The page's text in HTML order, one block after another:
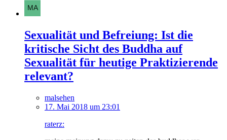
Sexualität und Befreiung: Ist die
kritische Sicht des Buddha auf
Sexualität für heutige Praktizierende
relevant?
malsehen
17. Mai 2018 um 23:01
raterz: